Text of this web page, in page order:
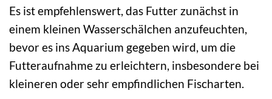
Es ist empfehlenswert, das Futter zunächst in
einem kleinen Wasserschälchen anzufeuchten,
bevor es ins Aquarium gegeben wird, um die
Futteraufnahme zu erleichtern, insbesondere bei
kleineren oder sehr empfindlichen Fischarten.